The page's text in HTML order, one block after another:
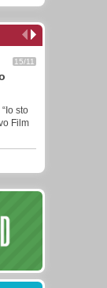
15/11
sto
Film